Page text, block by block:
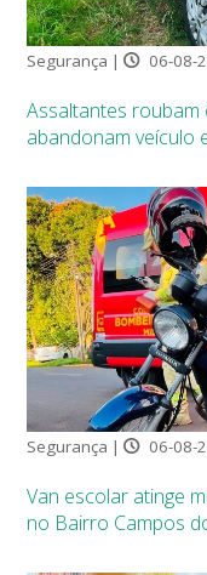
Segurança | 06-08-
Assaltantes roubam
abandonam veículo
Segurança | 06-08-
Van escolar atinge
no Bairro Campos